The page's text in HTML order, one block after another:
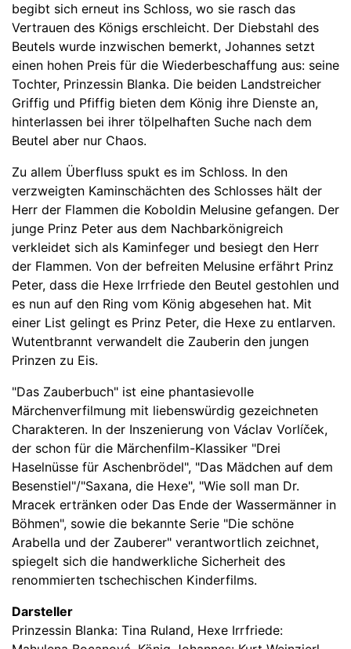
begibt sich erneut ins Schloss, wo sie rasch das
Vertrauen des Königs erschleicht. Der Diebstahl des
Beutels wurde inzwischen bemerkt, Johannes setzt
einen hohen Preis für die Wiederbeschaffung aus: seine
Tochter, Prinzessin Blanka. Die beiden Landstreicher
Griffig und Pfiffig bieten dem König ihre Dienste an,
hinterlassen bei ihrer tölpelhaften Suche nach dem
Beutel aber nur Chaos.
Zu allem Überfluss spukt es im Schloss. In den
verzweigten Kaminschächten des Schlosses hält der
Herr der Flammen die Koboldin Melusine gefangen. Der
junge Prinz Peter aus dem Nachbarkönigreich
verkleidet sich als Kaminfeger und besiegt den Herr
der Flammen. Von der befreiten Melusine erfährt Prinz
Peter, dass die Hexe Irrfriede den Beutel gestohlen und
es nun auf den Ring vom König abgesehen hat. Mit
einer List gelingt es Prinz Peter, die Hexe zu entlarven.
Wutentbrannt verwandelt die Zauberin den jungen
Prinzen zu Eis.
"Das Zauberbuch" ist eine phantasievolle
Märchenverfilmung mit liebenswürdig gezeichneten
Charakteren. In der Inszenierung von Václav Vorlíček,
der schon für die Märchenfilm-Klassiker "Drei
Haselnüsse für Aschenbrödel", "Das Mädchen auf dem
Besenstiel"/"Saxana, die Hexe", "Wie soll man Dr.
Mracek ertränken oder Das Ende der Wassermänner in
Böhmen", sowie die bekannte Serie "Die schöne
Arabella und der Zauberer" verantwortlich zeichnet,
spiegelt sich die handwerkliche Sicherheit des
renommierten tschechischen Kinderfilms.
Darsteller
Prinzessin Blanka: Tina Ruland, Hexe Irrfriede: